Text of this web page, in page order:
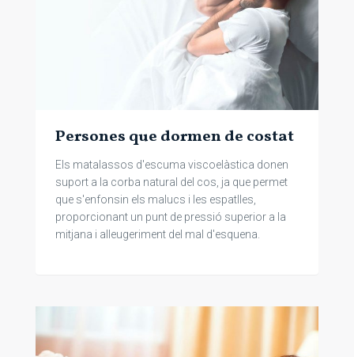
Persones que dormen de costat
Els matalassos d'escuma viscoelàstica donen
suport a la corba natural del cos, ja que permet
que s'enfonsin els malucs i les espatlles,
proporcionant un punt de pressió superior a la
mitjana i alleugeriment del mal d'esquena.